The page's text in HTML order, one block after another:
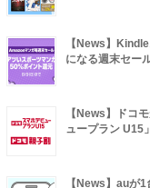
【News】
になる週末セー
【News】ドコ
ュープラン U15
【News】auが